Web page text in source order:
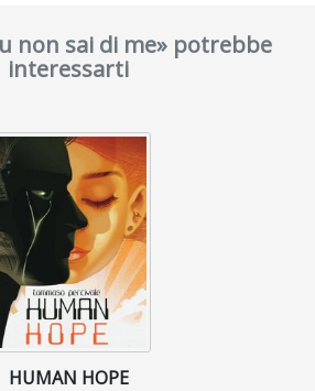
non sai di me» potrebbe
interessarti
HUMAN HOPE